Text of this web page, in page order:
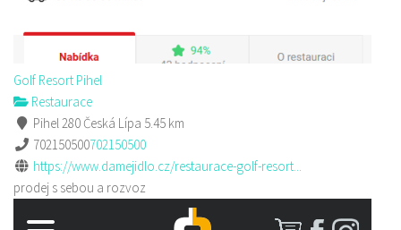
Golf Resort Pihel
Restaurace
Pihel 280 Česká Lípa 5.45 km
702150500702150500
https://www.damejidlo.cz/restaurace-golf-resort...
prodej s sebou a rozvoz